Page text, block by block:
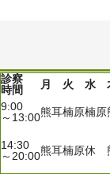
診察
時間
月 火 水
9:00
～13:00熊耳楠原楠原
14:30
～20:00熊耳楠原休